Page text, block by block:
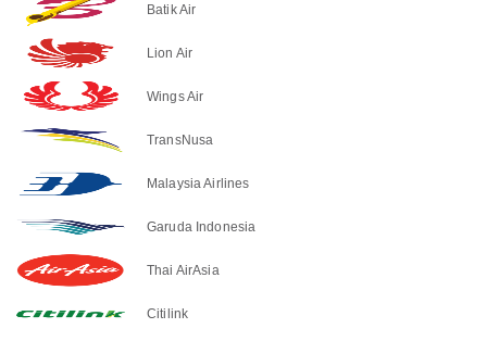
Batik Air
Lion Air
Wings Air
TransNusa
Malaysia Airlines
Garuda Indonesia
Thai AirAsia
Citilink